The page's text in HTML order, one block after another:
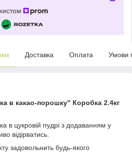
Доставка Оплата Умови
в какао-порошку" Коробка 2.4кг
в цукровій пудрі з додаванням у
відірватись.
задовольнить будь-якого